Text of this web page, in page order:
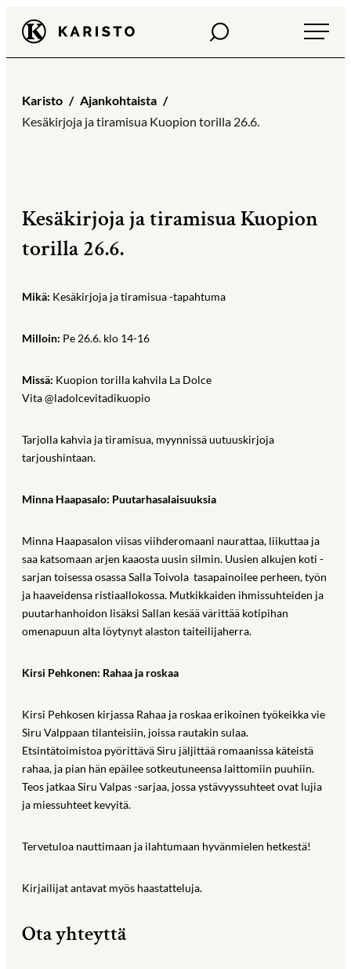
Siirry
suoraan
sisältöön
Karisto Haku
Karisto
Ajankohtaista
Kesäkirjoja ja tiramisua Kuopion torilla 26.6.
Kesäkirjoja ja tiramisua Kuopion
torilla 26.6.
Mikä: Kesäkirjoja ja tiramisua -tapahtuma
Milloin: Pe 26.6. klo 14-16
Missä: Kuopion torilla kahvila La Dolce
Vita @ladolcevitadikuopio
Tarjolla kahvia ja tiramisua, myynnissä uutuuskirjoja
tarjoushintaan.
Minna Haapasalo: Puutarhasalaisuuksia
Minna Haapasalon viisas viihderomaani naurattaa, liikuttaa ja
saa katsomaan arjen kaaosta uusin silmin. Uusien alkujen koti -
sarjan toisessa osassa Salla Toivola tasapainoilee perheen, työn
ja haaveidensa ristiaallokossa. Mutkikkaiden ihmissuhteiden ja
puutarhanhoidon lisäksi Sallan kesää värittää kotipihan
omenapuun alta löytynyt alaston taiteilijaherra.
Kirsi Pehkonen: Rahaa ja roskaa
Kirsi Pehkosen kirjassa Rahaa ja roskaa erikoinen työkeikka vie
Siru Valppaan tilanteisiin, joissa rautakin sulaa.
Etsintätoimistoa pyörittävä Siru jäljittää romaanissa käteistä
rahaa, ja pian hän epäilee sotkeutuneensa laittomiin puuhiin.
Teos jatkaa Siru Valpas -sarjaa, jossa ystävyyssuhteet ovat lujia
ja miessuhteet kevyitä.
Tervetuloa nauttimaan ja ilahtumaan hyvänmielen hetkestä!
Kirjailijat antavat myös haastatteluja.
Ota yhteyttä